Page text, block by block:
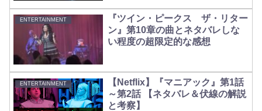
ENTERTAINMENT
『ツイン・ピークス ザ・リター
ン』第10章の曲とネタバレしな
い程度の超限定的な感想
ENTERTAINMENT
【Netflix】『マニアック』第1話
～第2話 【ネタバレ＆伏線の解説
と考察】